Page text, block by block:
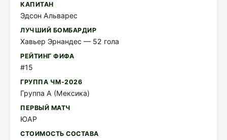
КАПИТАН
Эдсон Альварес
ЛУЧШИЙ БОМБАРДИР
Хавьер Эрнандес — 52 гола
РЕЙТИНГ ФИФА
#15
ГРУППА ЧМ-2026
Группа A (Мексика)
ПЕРВЫЙ МАТЧ
ЮАР
СТОИМОСТЬ СОСТАВА